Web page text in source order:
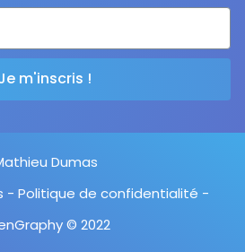
m'inscris !
Dumas
- Politique de confidentialité -
© 2022